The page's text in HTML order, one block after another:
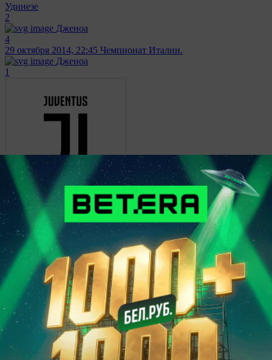
Удинезе
2
Дженоа
4
29 октября 2014, 22:45 Чемпионат Италии.
Дженоа
1
Ювентус
20 октября 2014, 21:45
Чемпионат Италии.
Дженоа
Эмполи
Последние 5 матчей
11 апреля 2012, 21:45 Чемпионат Италии. 2012-04-11 21:45:00
Дженоа
Чезена